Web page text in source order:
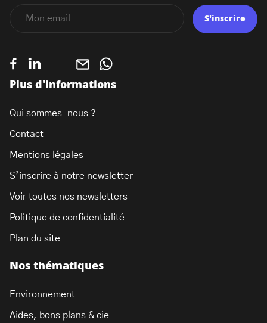
Nos thématiques
Environnement
Aides, bons plans & cie
Plus d'informations
Qui sommes-nous ?
Contact
Mentions légales
S’inscrire à notre newsletter
Voir toutes nos newsletters
Politique de confidentialité
Plan du site
S'inscrire